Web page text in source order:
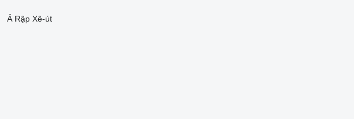
Ả Rập Xê-út